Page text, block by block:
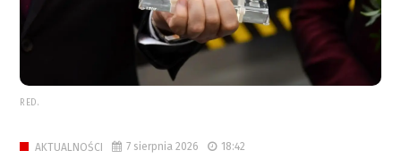
RED.
AKTUALNOŚCI 7 sierpnia 2026 18:42